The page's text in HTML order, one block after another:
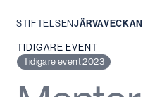
Hoppa
STIFTELSENJÄRVAVECKAN
TIDIGARE EVENT
Tidigare event 2023